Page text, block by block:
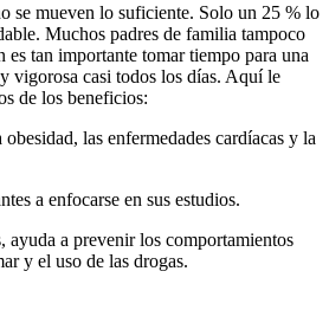
se mueven lo suficiente. Solo un 25 % lo
Muchos padres de familia tampoco
es tan importante tomar tiempo para una
vigorosa casi todos los días. Aquí le
de los beneficios:
las enfermedades cardíacas y la
a enfocarse en sus estudios.
ayuda a prevenir los comportamientos
y el uso de las drogas.